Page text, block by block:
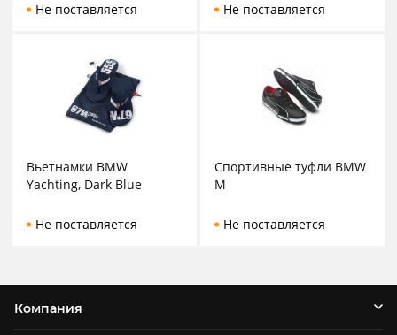
Не поставляется Не поставляется
Вьетнамки BMW
Yachting, Dark Blue
Не поставляется
Спортивные туфли BMW
M
Не поставляется
Компания